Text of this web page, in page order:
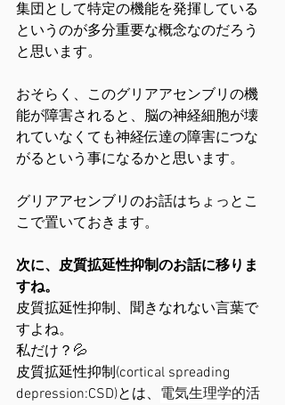
集団として特定の機能を発揮している
というのが多分重要な概念なのだろう
と思います。
おそらく、このグリアアセンブリの機
能が障害されると、脳の神経細胞が壊
れていなくても神経伝達の障害につな
がるという事になるかと思います。
グリアアセンブリのお話はちょっとこ
こで置いておきます。
次に、皮質拡延性抑制のお話に移りま
すね。
皮質拡延性抑制、聞きなれない言葉で
すよね。
私だけ？💦
皮質拡延性抑制(cortical spreading
depression:CSD)とは、 電気生理学的活